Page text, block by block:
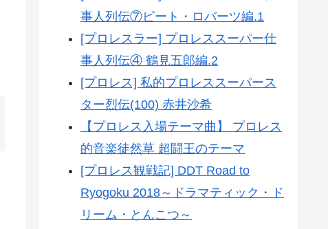
事人列伝⑦ピート・ロバーツ編.1
[プロレスラー] プロレススーパー仕
事人列伝④ 鶴見五郎編.2
[プロレス] 私的プロレススーパース
ター烈伝(100) 赤井沙希
【プロレス入場テーマ曲】 プロレス
的音楽徒然草 超闘王のテーマ
[プロレス観戦記] DDT Road to
Ryogoku 2018～ドラマティック・ド
リーム・とんこつ～